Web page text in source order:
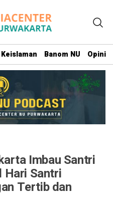
Keislaman Banom NU Opini
Imbau Santri
Hari Santri
Tertib dan